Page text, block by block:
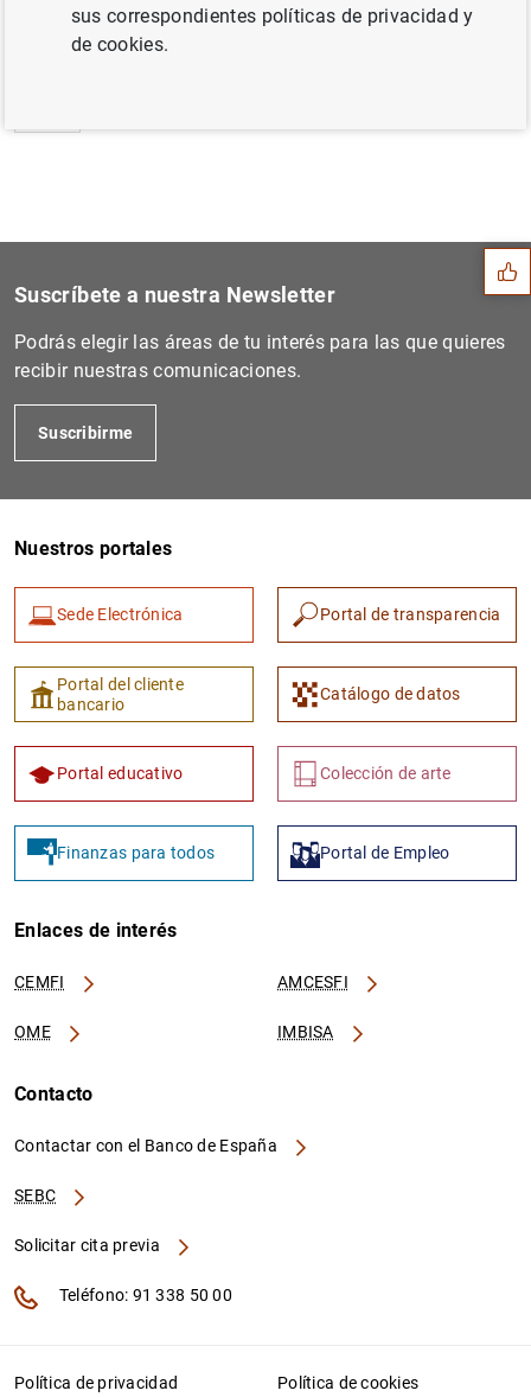
El BCE acoge favorablemente...
Sugerencias
1 2
Suscríbete a nuestra Newsletter
Podrás elegir las áreas de tu interés para las que quieres
recibir nuestras comunicaciones.
Suscribirme
Nuestros portales
Sede Electrónica Portal de transparencia
Portal del cliente
bancario
Catálogo de datos
Portal educativo Colección de arte
Finanzas para todos Portal de Empleo
Enlaces de interés
CEMFI AMCESFI
OME IMBISA
Contacto
Contactar con el Banco de España
SEBC
Solicitar cita previa
Teléfono: 91 338 50 00
Política de privacidad Política de cookies
sus correspondientes políticas de privacidad y
de cookies.